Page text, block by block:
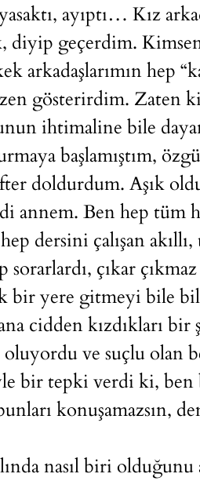
ayıptı… Kız
diyip geçerdim.
arkadaşlarımın hep
gösterirdim. Zaten
ihtimaline bile
başlamıştım,
doldurdum. Aşık
annem. Ben hep tüm
dersini çalışan akıllı,
çıkar
bir yere gitmeyi bile
cidden kızdıkları
ve suçlu olan
bir tepki verdi ki,
konuşamazsın,
nasıl biri